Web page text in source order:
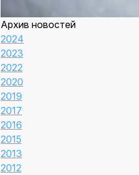
Архив новостей
2024
2023
2022
2020
2019
2017
2016
2015
2013
2012